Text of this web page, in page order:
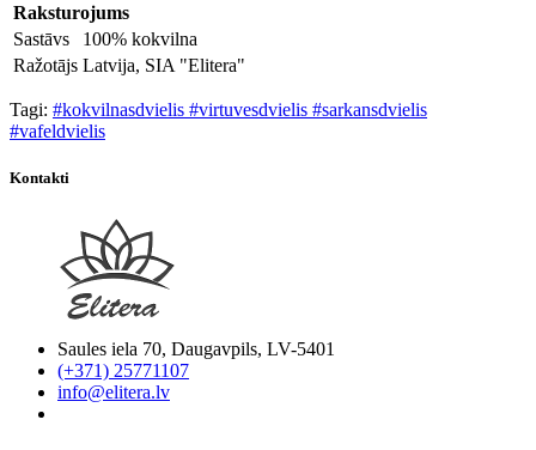
Raksturojums
Sastāvs
100% kokvilna
Ražotājs Latvija, SIA "Elitera"
Tagi: #kokvilnasdvielis #virtuvesdvielis #sarkansdvielis
#vafeldvielis
Kontakti
Saules iela 70, Daugavpils, LV-5401
(+371) 25771107
info@elitera.lv